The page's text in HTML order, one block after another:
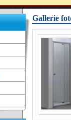
Gallerie